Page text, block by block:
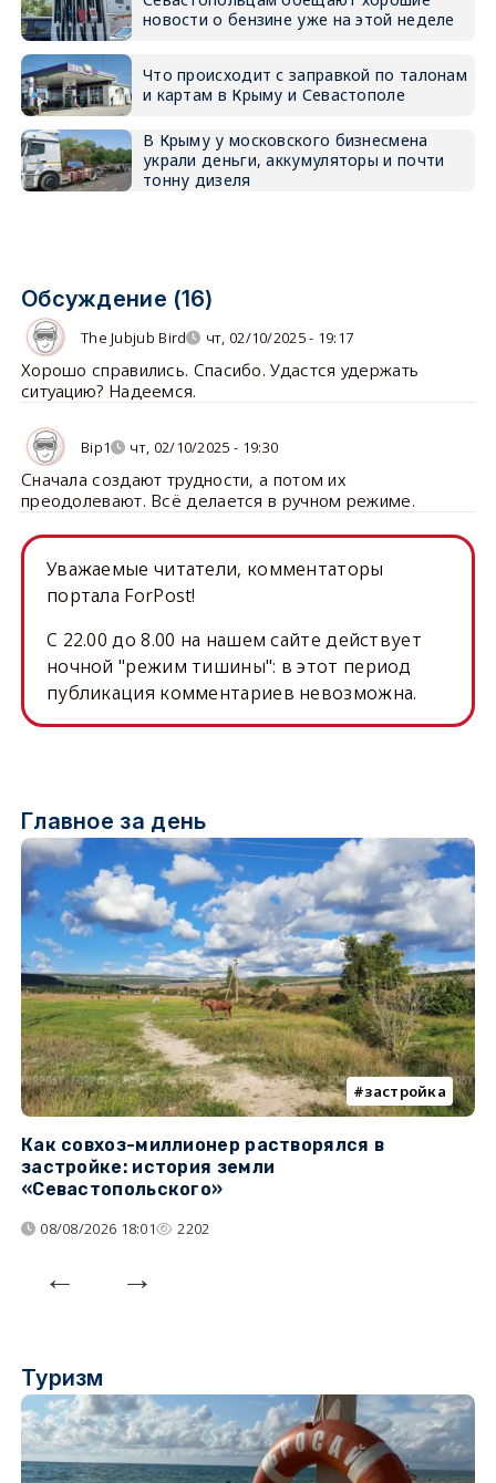
новости о бензине уже на этой неделе
Что происходит с заправкой по талонам
и картам в Крыму и Севастополе
В Крыму у московского бизнесмена
украли деньги, аккумуляторы и почти
тонну дизеля
Обсуждение (16)
The Jubjub Bird чт, 02/10/2025 - 19:17
Хорошо справились. Спасибо. Удастся удержать
ситуацию? Надеемся.
Bip1 чт, 02/10/2025 - 19:30
Сначала создают трудности, а потом их
преодолевают. Всё делается в ручном режиме.
Уважаемые читатели, комментаторы
портала ForPost!
C 22.00 до 8.00 на нашем сайте действует
ночной "режим тишины": в этот период
публикация комментариев невозможна.
Главное за день
застройка
Как совхоз-миллионер растворялся в
застройке: история земли
«Севастопольского»
08/08/2026 18:01 2202
Туризм